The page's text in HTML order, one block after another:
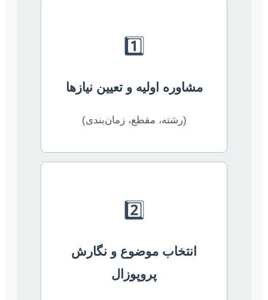
1️⃣
مشاوره اولیه و تعیین نیازها
(رشته، مقطع، زمان‌بندی)
2️⃣
انتخاب موضوع و نگارش
پروپوزال